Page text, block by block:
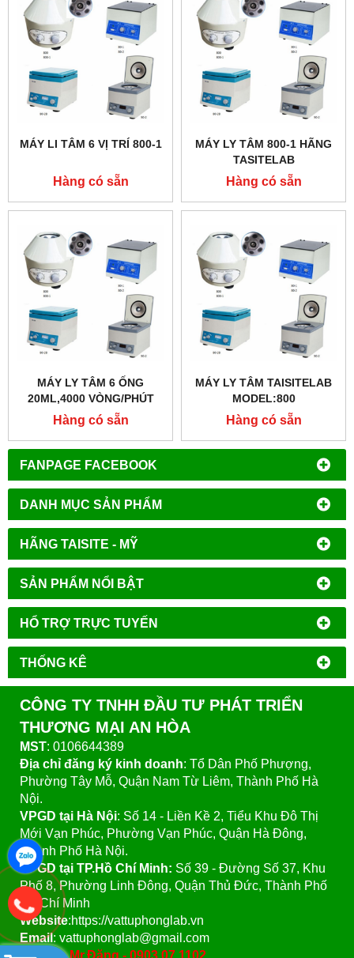
FANPAGE FACEBOOK
DANH MỤC SẢN PHẨM
HÃNG TAISITE - MỸ
SẢN PHẨM NỔI BẬT
HỔ TRỢ TRỰC TUYẾN
THỐNG KÊ
MÁY LI TÂM 6 VỊ TRÍ 800-1
Hàng có sẵn
MÁY LY TÂM 800-1 HÃNG
TASITELAB
Hàng có sẵn
MÁY LY TÂM 6 ỐNG
20ML,4000 VÒNG/PHÚT
Hàng có sẵn
MÁY LY TÂM TAISITELAB
MODEL:800
Hàng có sẵn
CÔNG TY TNHH ĐẦU TƯ PHÁT TRIỂN
THƯƠNG MẠI AN HÒA
MST: 0106644389
Địa chỉ đăng ký kinh doanh: Tổ Dân Phố Phượng,
Phường Tây Mỗ, Quận Nam Từ Liêm, Thành Phố Hà
Nội.
VPGD tại Hà Nội: Số 14 - Liền Kề 2, Tiểu Khu Đô Thị
Mới Vạn Phúc, Phường Vạn Phúc, Quận Hà Đông,
Thành Phố Hà Nội.
VPGD tại TP.Hồ Chí Minh: Số 39 - Đường Số 37, Khu
Phố 8, Phường Linh Đông, Quận Thủ Đức, Thành Phố
Hồ Chí Minh
Website:https://vattuphonglab.vn
Email: vattuphonglab@gmail.com